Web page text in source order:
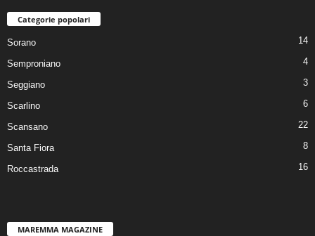
Categorie popolari
Sorano 14
Semproniano 4
Seggiano 3
Scarlino 6
Scansano 22
Santa Fiora 8
Roccastrada 16
MAREMMA MAGAZINE